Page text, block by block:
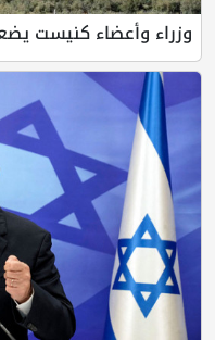
وزراء وأعضاء كنيست